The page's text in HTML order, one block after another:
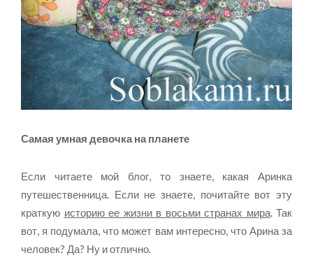
Самая умная девочка на планете
Если читаете мой блог, то знаете, какая Аринка
путешественница. Если не знаете, почитайте вот эту
краткую историю ее жизни в восьми странах мира. Так
вот, я подумала, что может вам интересно, что Арина за
человек? Да? Ну и отлично.